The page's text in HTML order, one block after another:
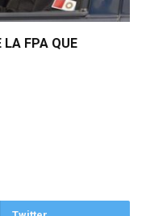
LA FPA QUE